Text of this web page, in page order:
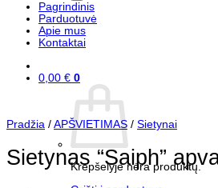
Pagrindinis
Parduotuvė
Apie mus
Kontaktai
0,00 € 0
Krepšelyje nėra produktų.
Pradžia / APŠVIETIMAS / Sietynai
Sietynas “Saiph”